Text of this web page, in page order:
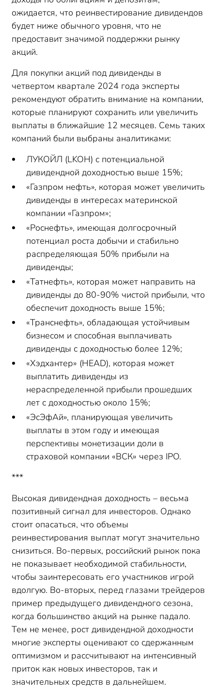
ожидается, что реинвестирование дивидендов
будет ниже обычного уровня, что не
предоставит значимой поддержки рынку
акций.
Для покупки акций под дивиденды в
четвертом квартале 2024 года эксперты
рекомендуют обратить внимание на компании,
которые планируют сохранить или увеличить
выплаты в ближайшие 12 месяцев. Семь таких
компаний были выбраны аналитиками:
ЛУКОЙЛ (LKOH) с потенциальной
дивидендной доходностью выше 15%;
«Газпром нефть», которая может увеличить
дивиденды в интересах материнской
компании «Газпром»;
«Роснефть», имеющая долгосрочный
потенциал роста добычи и стабильно
распределяющая 50% прибыли на
дивиденды;
«Татнефть», которая может направить на
дивиденды до 80-90% чистой прибыли, что
обеспечит доходность выше 15%;
«Транснефть», обладающая устойчивым
бизнесом и способная выплачивать
дивиденды с доходностью более 12%;
«Хэдхантер» (HEAD), которая может
выплатить дивиденды из
нераспределенной прибыли прошедших
лет с доходностью около 15%;
«ЭсЭфАй», планирующая увеличить
выплаты в этом году и имеющая
перспективы монетизации доли в
страховой компании «ВСК» через IPO.
***
Высокая дивидендная доходность – весьма
позитивный сигнал для инвесторов. Однако
стоит опасаться, что объемы
реинвестирования выплат могут значительно
снизиться. Во-первых, российский рынок пока
не показывает необходимой стабильности,
чтобы заинтересовать его участников игрой
вдолгую. Во-вторых, перед глазами трейдеров
пример предыдущего дивидендного сезона,
когда большинство акций на рынке падало.
Тем не менее, рост дивидендной доходности
многие эксперты оценивают со сдержанным
оптимизмом и рассчитывают на интенсивный
приток как новых инвесторов, так и
значительных средств в дальнейшем.